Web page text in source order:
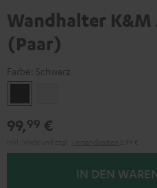
Wandhalter K&M
(Paar)
Farbe: Schwarz
99,99 €
IN DEN